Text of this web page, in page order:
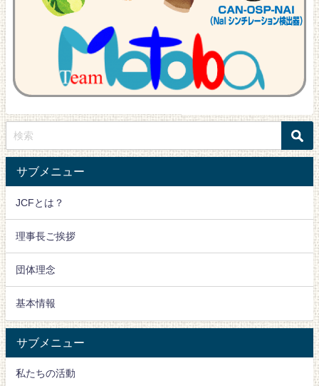
サブメニュー
JCFとは？
理事長ご挨拶
団体理念
基本情報
サブメニュー
私たちの活動